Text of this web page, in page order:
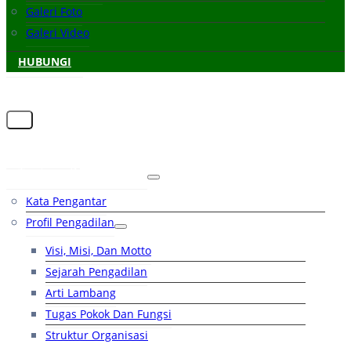
Galeri Foto
Galeri Video
HUBUNGI
Kata Pengantar
Profil Pengadilan
Visi, Misi, Dan Motto
Sejarah Pengadilan
Arti Lambang
Tugas Pokok Dan Fungsi
Struktur Organisasi